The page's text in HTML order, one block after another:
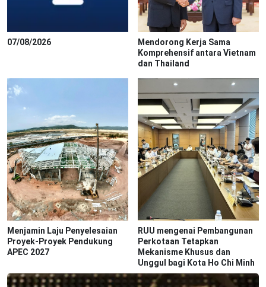
07/08/2026
Mendorong Kerja Sama
Komprehensif antara Vietnam
dan Thailand
Menjamin Laju Penyelesaian
Proyek-Proyek Pendukung
APEC 2027
RUU mengenai Pembangunan
Perkotaan Tetapkan
Mekanisme Khusus dan
Unggul bagi Kota Ho Chi Minh